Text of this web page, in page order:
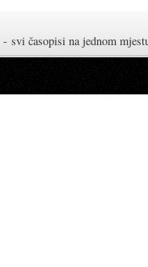
- svi časopisi na jednom